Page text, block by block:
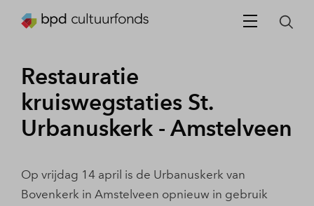
Restauratie
kruiswegstaties St.
Urbanuskerk - Amstelveen
Op vrijdag 14 april is de Urbanuskerk van
Bovenkerk in Amstelveen opnieuw in gebruik